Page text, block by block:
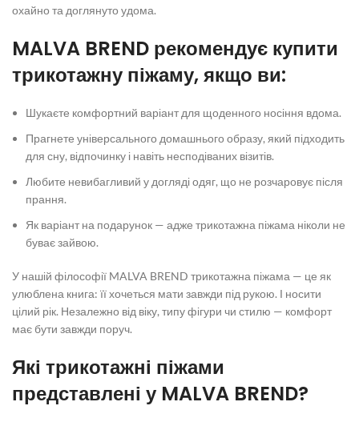
охайно та доглянуто удома.
MALVA BREND рекомендує купити
трикотажну піжаму, якщо ви:
Шукаєте комфортний варіант для щоденного носіння вдома.
Прагнете універсального домашнього образу, який підходить
для сну, відпочинку і навіть несподіваних візитів.
Любите невибагливий у догляді одяг, що не розчаровує після
прання.
Як варіант на подарунок — адже трикотажна піжама ніколи не
буває зайвою.
У нашій філософії MALVA BREND трикотажна піжама — це як
улюблена книга: її хочеться мати завжди під рукою. І носити
цілий рік. Незалежно від віку, типу фігури чи стилю — комфорт
має бути завжди поруч.
Які трикотажні піжами
представлені у MALVA BREND?